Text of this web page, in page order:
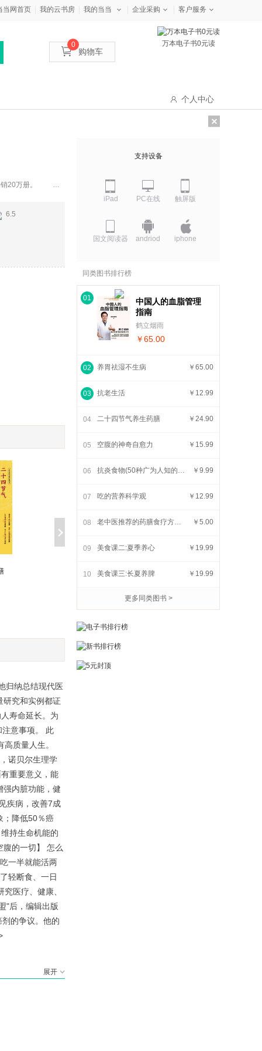
当网首页 我的云书房 我的当当 企业采购 客户服务
万本电子书0元读
购物车
0
个人中心
销20万册。
6.5
的*佳抗炎食物的*介绍,强
食物,而不是强调限定你吃
归纳总结现代医
研究和实例都证
寿命延长。为
意事项。 此
质量人生。
诺贝尔生理学
重要意义，能
强内脏功能，健
疾病，改善7成
；降低50％癌
持生命机能的
的一切】 怎么
一半就能活两
轻断食、一日
医疗、健康、
"后，编辑出版
的争议。他的
展开
支持设备
iPad PC在线 触屏版
国文阅读器 andriod iphone
同类图书排行榜
01
中国人的血脂管理
指南
鹤立烟雨
￥65.00
02 养胃祛湿不生病 ￥65.00
03 抗老生活 ￥12.99
04 二十四节气养生药膳 ￥24.90
05 空腹的神奇自愈力 ￥15.99
06 抗炎食物(50种广为人知的*佳抗炎食物的*介绍,强调在日常饮食中融入抗炎食物,而不是强调限定你吃什么) ￥9.99
07 吃的营养科学观 ￥12.99
08 老中医推荐的药膳食疗方600例 ￥5.00
09 美食课二:夏季养心 ￥19.99
10 美食课三:长夏养脾 ￥19.99
更多同类图书 >